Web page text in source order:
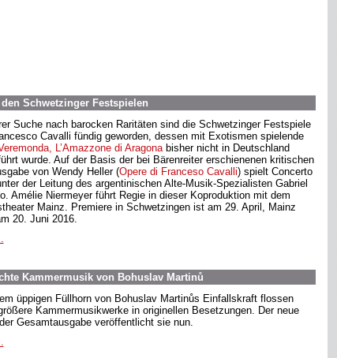
Schwetzinger Festspielen
Suche nach barocken Raritäten sind die Schwetzinger Festspiele
Cavalli fündig geworden, dessen mit Exotismen spielende
L’Amazzone di Aragonabisher nicht in Deutschland
wurde. Auf der Basis der bei Bärenreiter erschienenen kritischen
von Wendy Heller (Opere di Franceso Cavalli) spielt Concerto
der Leitung des argentinischen Alte-Musik-Spezialisten Gabriel
Amélie Niermeyer führt Regie in dieser Koproduktion mit dem
Mainz. Premiere in Schwetzingen ist am 29. April, Mainz
20. Juni 2016.
Kammermusik von Bohuslav Martinů
üppigen Füllhorn von Bohuslav Martinůs Einfallskraft flossen
Kammermusikwerke in originellen Besetzungen. Der neue
Gesamtausgabe veröffentlicht sie nun.